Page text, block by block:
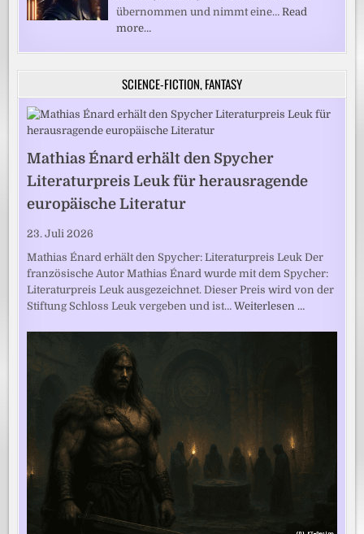
übernommen und nimmt eine…Read
more…
SCIENCE-FICTION, FANTASY
Mathias Énard erhält den Spycher
Literaturpreis Leuk für herausragende
europäische Literatur
23. Juli 2026
Mathias Énard erhält den Spycher: Literaturpreis Leuk Der
französische Autor Mathias Énard wurde mit dem Spycher:
Literaturpreis Leuk ausgezeichnet. Dieser Preis wird von der
Stiftung Schloss Leuk vergeben und ist…Weiterlesen …